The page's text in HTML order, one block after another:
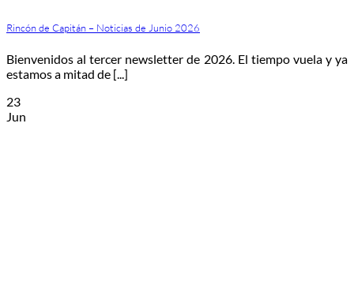
Rincón de Capitán – Noticias de Junio 2026
Bienvenidos al tercer newsletter de 2026. El tiempo vuela y ya
estamos a mitad de [...]
23
Jun